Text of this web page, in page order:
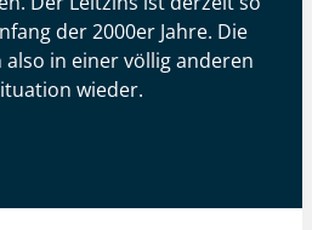
der 2000er Jahre. Die
in einer völlig anderen
wieder.